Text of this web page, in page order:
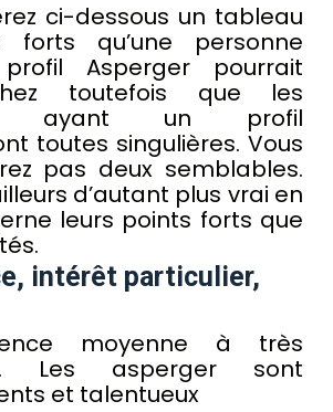
ci-dessous un tableau
forts qu’une personne
Asperger pourrait
toutefois que les
ayant un profil
toutes singulières. Vous
pas deux semblables.
d’autant plus vrai en
leurs points forts que
intérêt particulier,
moyenne à très
Les asperger sont
et talentueux